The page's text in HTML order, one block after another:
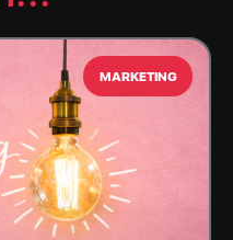
MARKETING